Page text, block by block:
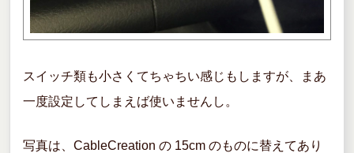
スイッチ類も小さくてちゃちい感じもしますが、まあ
一度設定してしまえば使いませんし。
写真は、CableCreation の 15cm のものに替えてあり